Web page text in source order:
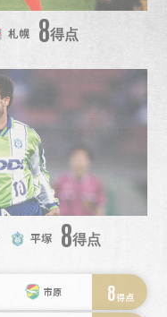
札幌 8得点
平塚 8得点
市原 8得点